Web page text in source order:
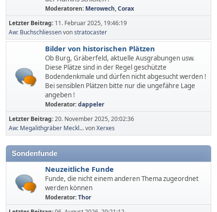
Moderatoren: Merowech,Corax
Letzter Beitrag: 11. Februar 2025, 19:46:19
Aw: Buchschliessenvonstratocaster
Bilder von historischen Plätzen
Ob Burg, Gräberfeld, aktuelle Ausgrabungen usw.
Diese Plätze sind in der Regel geschützte
Bodendenkmale und dürfen nicht abgesucht werden !
Bei sensiblen Plätzen bitte nur die ungefähre Lage
angeben !
Moderator:dappeler
Letzter Beitrag:20. November 2025, 20:02:36
Aw: Megalithgräber Meckl...vonXerxes
Sondenfunde
Neuzeitliche Funde
Funde, die nicht einem anderen Thema zugeordnet
werden können
Moderator:Thor